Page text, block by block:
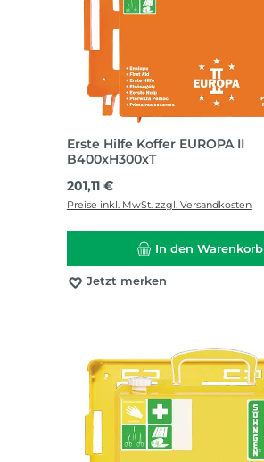
Erste Hilfe Koffer EUROPA II
B400xH300xT
Regulärer Preis:
201,11 €
Preise inkl. MwSt. zzgl. Versandkosten
In den Warenkorb
Jetzt merken